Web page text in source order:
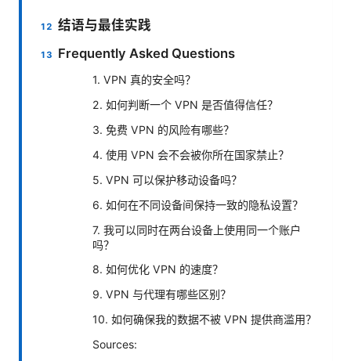
结语与最佳实践
Frequently Asked Questions
1. VPN 真的安全吗？
2. 如何判断一个 VPN 是否值得信任？
3. 免费 VPN 的风险有哪些？
4. 使用 VPN 会不会被你所在国家禁止？
5. VPN 可以保护移动设备吗？
6. 如何在不同设备间保持一致的隐私设置？
7. 我可以同时在两台设备上使用同一个账户
吗？
8. 如何优化 VPN 的速度？
9. VPN 与代理有哪些区别？
10. 如何确保我的数据不被 VPN 提供商滥用？
Sources: